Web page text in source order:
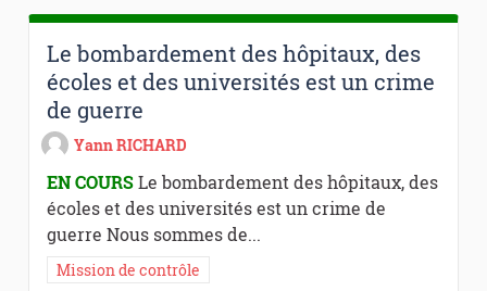
Le bombardement des hôpitaux, des
écoles et des universités est un crime
de guerre
Yann RICHARD
EN COURSLe bombardement des hôpitaux, des
écoles et des universités est un crime de
guerre Nous sommes de...
Mission de contrôle